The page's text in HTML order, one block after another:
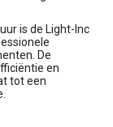
is de Light-Inc
De
en
tot een